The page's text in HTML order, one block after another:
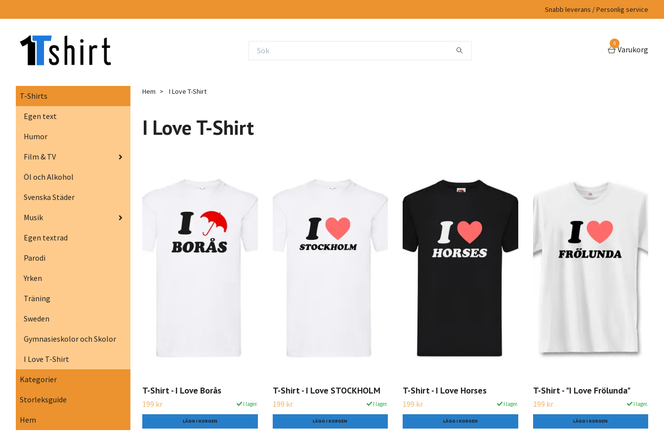
Snabb leverans / Personlig service
0
Varukorg
T-Shirts
Egen text
Humor
Film & TV
Öl och Alkohol
Svenska Städer
Musik
Egen textrad
Parodi
Yrken
Träning
Sweden
Gymnasieskolor och Skolor
I Love T-Shirt
Kategorier
Storleksguide
Hem
Hem I Love T-Shirt
I Love T-Shirt
T-Shirt - I Love Borås
199 kr I lager.
LÄGG I KORGEN
T-Shirt - I Love STOCKHOLM
199 kr I lager.
LÄGG I KORGEN
T-Shirt - I Love Horses
199 kr I lager.
LÄGG I KORGEN
T-Shirt - "I Love Frölunda"
199 kr I lager.
LÄGG I KORGEN